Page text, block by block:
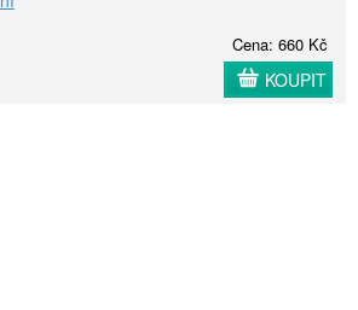
Cena: 660 Kč
KOUPIT